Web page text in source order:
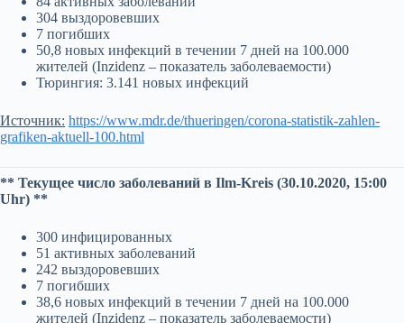
304 выздоровевших
7 погибших
50,8 новых инфекций в течении 7 дней на 100.000
жителей (Inzidenz – показатель заболеваемости)
Тюрингия: 3.141 новых инфекций
Источник: https://www.mdr.de/thueringen/corona-statistik-zahlen-
grafiken-aktuell-100.html
** Текущее число заболеваний в Ilm-Kreis (30.10.2020, 15:00
Uhr) **
300 инфицированных
51 активных заболеваний
242 выздоровевших
7 погибших
38,6 новых инфекций в течении 7 дней на 100.000
жителей (Inzidenz – показатель заболеваемости)